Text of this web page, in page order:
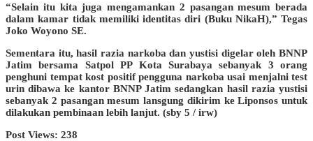
“Selain itu kita juga mengamankan 2 pasangan mesum berada
dalam kamar tidak memiliki identitas diri (Buku NikaH),” Tegas
Joko Woyono SE.
Sementara itu, hasil razia narkoba dan yustisi digelar oleh BNNP
Jatim bersama Satpol PP Kota Surabaya sebanyak 3 orang
penghuni tempat kost positif pengguna narkoba usai menjalni test
urin dibawa ke kantor BNNP Jatim sedangkan hasil razia yustisi
sebanyak 2 pasangan mesum lansgung dikirim ke Liponsos untuk
dilakukan pembinaan lebih lanjut. (sby 5 / irw)
Post Views: 238